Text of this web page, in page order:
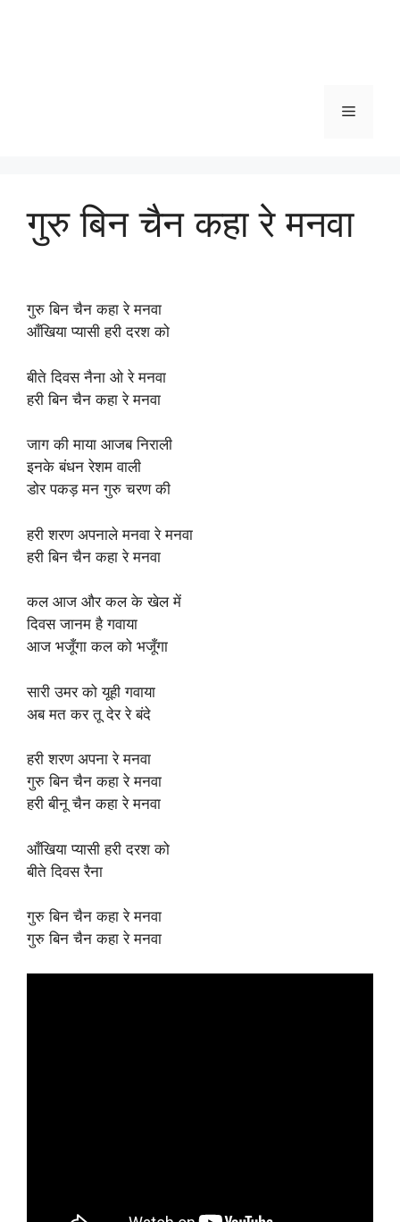
Menu
गुरु बिन चैन कहा रे मनवा
गुरु बिन चैन कहा रे मनवा
आँखिया प्यासी हरी दरश को
बीते दिवस नैना ओ रे मनवा
हरी बिन चैन कहा रे मनवा
जाग की माया आजब निराली
इनके बंधन रेशम वाली
डोर पकड़ मन गुरु चरण की
हरी शरण अपनाले मनवा रे मनवा
हरी बिन चैन कहा रे मनवा
कल आज और कल के खेल में
दिवस जानम है गवाया
आज भजूँगा कल को भजूँगा
सारी उमर को यूही गवाया
अब मत कर तू देर रे बंदे
हरी शरण अपना रे मनवा
गुरु बिन चैन कहा रे मनवा
हरी बीनू चैन कहा रे मनवा
आँखिया प्यासी हरी दरश को
बीते दिवस रैना
गुरु बिन चैन कहा रे मनवा
गुरु बिन चैन कहा रे मनवा